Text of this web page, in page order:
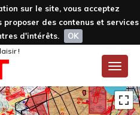
sur le site, vous acceptez
des contenus et services
d'intérêts.
OK
Toggle
!